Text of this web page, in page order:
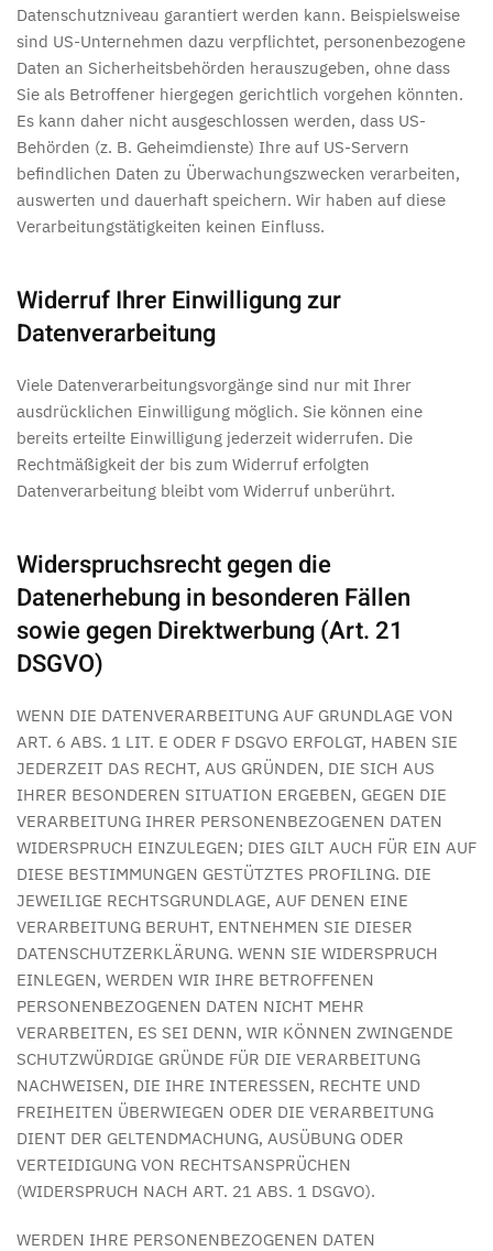
Datenschutzniveau garantiert werden kann. Beispielsweise
sind US-Unternehmen dazu verpflichtet, personenbezogene
Daten an Sicherheitsbehörden herauszugeben, ohne dass
Sie als Betroffener hiergegen gerichtlich vorgehen könnten.
Es kann daher nicht ausgeschlossen werden, dass US-
Behörden (z. B. Geheimdienste) Ihre auf US-Servern
befindlichen Daten zu Überwachungszwecken verarbeiten,
auswerten und dauerhaft speichern. Wir haben auf diese
Verarbeitungstätigkeiten keinen Einfluss.
Widerruf Ihrer Einwilligung zur
Datenverarbeitung
Viele Datenverarbeitungsvorgänge sind nur mit Ihrer
ausdrücklichen Einwilligung möglich. Sie können eine
bereits erteilte Einwilligung jederzeit widerrufen. Die
Rechtmäßigkeit der bis zum Widerruf erfolgten
Datenverarbeitung bleibt vom Widerruf unberührt.
Widerspruchsrecht gegen die
Datenerhebung in besonderen Fällen
sowie gegen Direktwerbung (Art. 21
DSGVO)
WENN DIE DATENVERARBEITUNG AUF GRUNDLAGE VON
ART. 6 ABS. 1 LIT. E ODER F DSGVO ERFOLGT, HABEN SIE
JEDERZEIT DAS RECHT, AUS GRÜNDEN, DIE SICH AUS
IHRER BESONDEREN SITUATION ERGEBEN, GEGEN DIE
VERARBEITUNG IHRER PERSONENBEZOGENEN DATEN
WIDERSPRUCH EINZULEGEN; DIES GILT AUCH FÜR EIN AUF
DIESE BESTIMMUNGEN GESTÜTZTES PROFILING. DIE
JEWEILIGE RECHTSGRUNDLAGE, AUF DENEN EINE
VERARBEITUNG BERUHT, ENTNEHMEN SIE DIESER
DATENSCHUTZERKLÄRUNG. WENN SIE WIDERSPRUCH
EINLEGEN, WERDEN WIR IHRE BETROFFENEN
PERSONENBEZOGENEN DATEN NICHT MEHR
VERARBEITEN, ES SEI DENN, WIR KÖNNEN ZWINGENDE
SCHUTZWÜRDIGE GRÜNDE FÜR DIE VERARBEITUNG
NACHWEISEN, DIE IHRE INTERESSEN, RECHTE UND
FREIHEITEN ÜBERWIEGEN ODER DIE VERARBEITUNG
DIENT DER GELTENDMACHUNG, AUSÜBUNG ODER
VERTEIDIGUNG VON RECHTSANSPRÜCHEN
(WIDERSPRUCH NACH ART. 21 ABS. 1 DSGVO).
WERDEN IHRE PERSONENBEZOGENEN DATEN